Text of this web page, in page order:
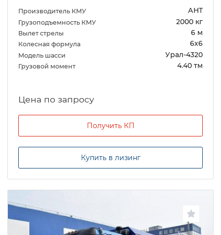
Производитель КМУ АНТ
Грузоподъемность КМУ 2000 кг
Вылет стрелы 6 м
Колесная формула 6х6
Модель шасси Урал-4320
Грузовой момент 4.40 тм
Цена по запросу
Получить КП
Купить в лизинг